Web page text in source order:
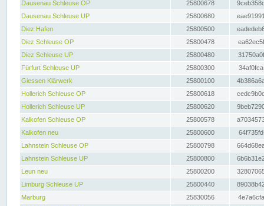
Dausenau Schleuse OP
25800678
Dausenau Schleuse UP
25800680
Diez Hafen
25800500
Diez Schleuse OP
25800478
Diez Schleuse UP
25800480
Fürfurt Schleuse UP
25800300
Giessen Klärwerk
25800100
Hollerich Schleuse OP
25800618
Hollerich Schleuse UP
25800620
Kalkofen Schleuse OP
25800578
Kalkofen neu
25800600
Lahnstein Schleuse OP
25800798
Lahnstein Schleuse UP
25800800
Leun neu
25800200
Limburg Schleuse UP
25800440
Marburg
25830056